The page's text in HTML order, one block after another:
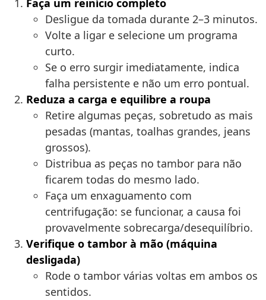
Faça um reinício completo
Desligue da tomada durante 2–3 minutos.
Volte a ligar e selecione um programa
curto.
Se o erro surgir imediatamente, indica
falha persistente e não um erro pontual.
Reduza a carga e equilibre a roupa
Retire algumas peças, sobretudo as mais
pesadas (mantas, toalhas grandes, jeans
grossos).
Distribua as peças no tambor para não
ficarem todas do mesmo lado.
Faça um enxaguamento com
centrifugação: se funcionar, a causa foi
provavelmente sobrecarga/desequilíbrio.
Verifique o tambor à mão (máquina
desligada)
Rode o tambor várias voltas em ambos os
sentidos.